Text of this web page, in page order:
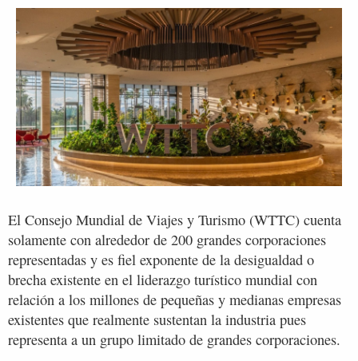
El Consejo Mundial de Viajes y Turismo (WTTC) cuenta
solamente con alrededor de 200 grandes corporaciones
representadas y es fiel exponente de la desigualdad o
brecha existente en el liderazgo turístico mundial con
relación a los millones de pequeñas y medianas empresas
existentes que realmente sustentan la industria pues
representa a un grupo limitado de grandes corporaciones.